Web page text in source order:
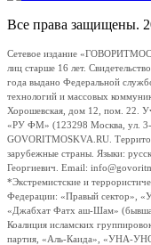
Все права защищены.
Сетевое издание
лиц старше 16 лет.
года выдано Федеральной
технологий и массовых
Хорошевская, дом 12, пом. 22.
«РУ ФМ» (123298 Москва, ул. 3-
GOVORITMOSKVA.RU.
зарубежные страны. Языки:
Георгиевич. Email:
*Экстремистские и
Федерации: «Правый сектор»,
«Джабхат Фатх аш-Шам»
Коалиция исламских
партия, «Аль-Каида», «УНА-